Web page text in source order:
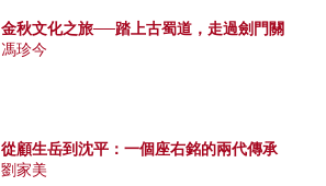
金秋文化之旅──踏上古蜀道，走過劍門關
馮珍今
從顧生岳到沈平：一個座右銘的兩代傳承
劉家美